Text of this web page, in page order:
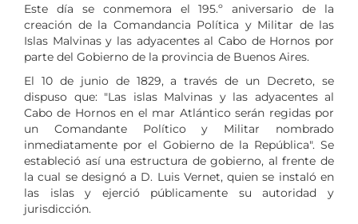
Este día se conmemora el 195.º aniversario de la
creación de la Comandancia Política y Militar de las
Islas Malvinas y las adyacentes al Cabo de Hornos por
parte del Gobierno de la provincia de Buenos Aires.
El 10 de junio de 1829, a través de un Decreto, se
dispuso que: "Las islas Malvinas y las adyacentes al
Cabo de Hornos en el mar Atlántico serán regidas por
un Comandante Político y Militar nombrado
inmediatamente por el Gobierno de la República". Se
estableció así una estructura de gobierno, al frente de
la cual se designó a D. Luis Vernet, quien se instaló en
las islas y ejerció públicamente su autoridad y
jurisdicción.